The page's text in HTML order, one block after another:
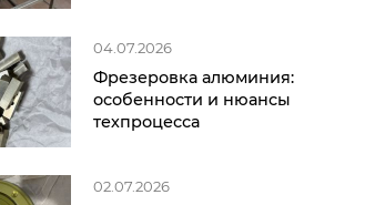
04.07.2026
Фрезеровка алюминия:
особенности и нюансы
техпроцесса
02.07.2026